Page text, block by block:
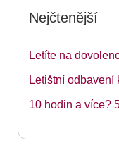
Nejčtenější
Letíte na
Letištní odbavení
10 hodin a více?